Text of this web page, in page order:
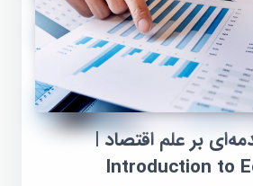
بر علم اقتصاد |
Introduction to